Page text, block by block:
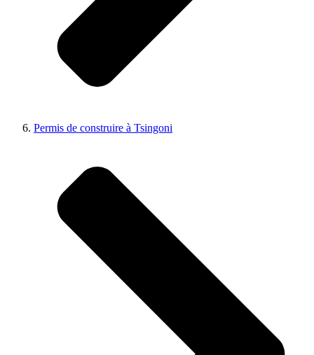
Permis de construire à Tsingoni